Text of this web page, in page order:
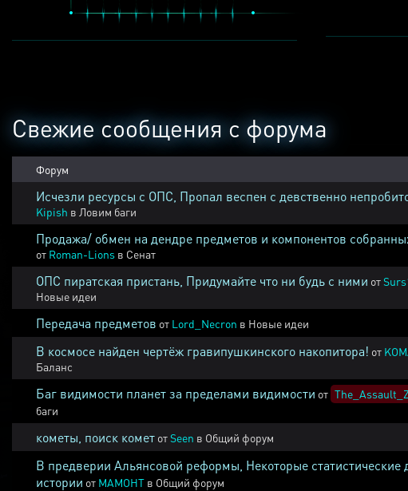
Свежие сообщения с форума
Форум
Исчезли ресурсы с ОПС, Пропал веспен с девственно
Kipish в Ловим баги
Продажа/ обмен на дендре предметов и компонентов
от Roman-Lions в Сенат
ОПС пиратская пристань, Придумайте что ни будь с ними от
Новые идеи
Передача предметов от Lord_Necron в Новые идеи
В космосе найден чертёж гравипушкинского накопитора! от
Баланс
Баг видимости планет за пределами видимости от The_Assault_Z
баги
кометы, поиск комет отSeen в Общий форум
В предверии Альянсовой реформы, Некоторые статистические
истории от MAMOHT в Общий форум